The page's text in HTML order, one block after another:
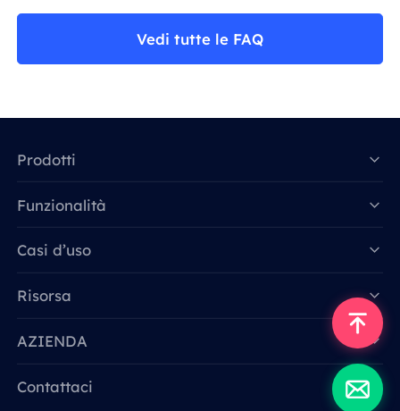
Vedi tutte le FAQ
Prodotti
Funzionalità
Casi d’uso
Risorsa
AZIENDA
Contattaci